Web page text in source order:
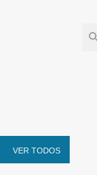
VER TODOS